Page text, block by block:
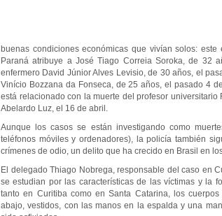
buenas condiciones económicas que vivían solos:
Paraná atribuye a José Tiago Correia Soroka, de 32
enfermero David Júnior Alves Levisio, de 30 años, el
Vinício Bozzana da Fonseca, de 25 años, el pasado 4
está relacionado con la muerte del profesor
Abelardo Luz, el 16 de abril.
Aunque los casos se están investigando como
teléfonos móviles y ordenadores), la policía también
crímenes de odio, un delito que ha crecido en Brasil en
El delegado Thiago Nobrega, responsable del caso en
se estudian por las características de las víctimas y la
tanto en Curitiba como en Santa Catarina, los
abajo, vestidos, con las manos en la espalda y una